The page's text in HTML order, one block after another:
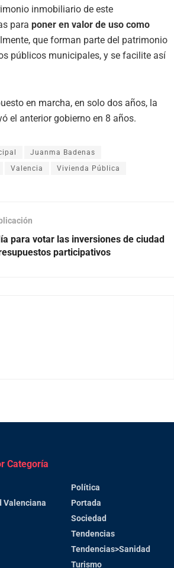
inmobiliario de este
para poner en valor de uso como
que forman parte del patrimonio
públicos municipales, y se facilite así
en marcha, en solo dos años, la
el anterior gobierno en 8 años.
Juanma Badenas
Valencia Vivienda Pública
para votar las inversiones de ciudad
participativos
Categoría
Valenciana
Política
Portada
Sociedad
Tendencias
Tendencias>Sanidad
Turismo